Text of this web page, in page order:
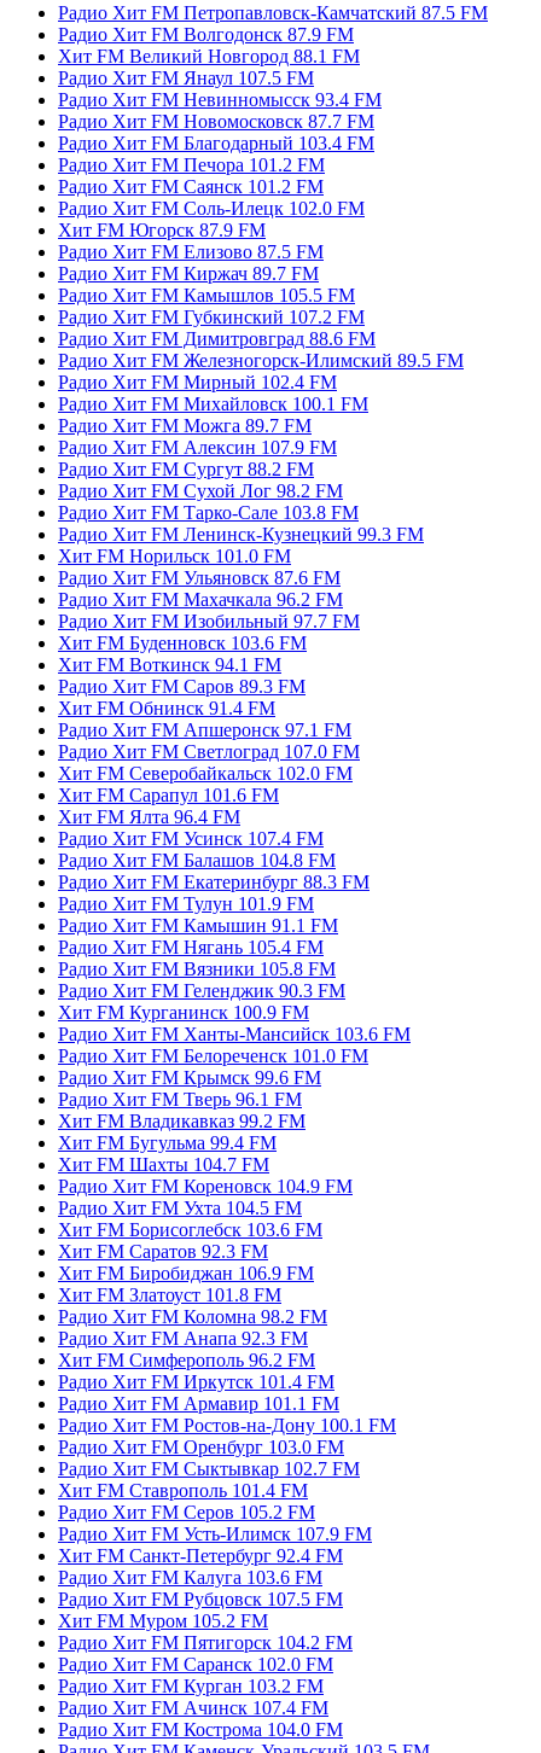
Радио Хит FM Петропавловск-Камчатский 87.5 FM
Радио Хит FM Волгодонск 87.9 FM
Хит FM Великий Новгород 88.1 FM
Радио Хит FM Янаул 107.5 FM
Радио Хит FM Невинномысск 93.4 FM
Радио Хит FM Новомосковск 87.7 FM
Радио Хит FM Благодарный 103.4 FM
Радио Хит FM Печора 101.2 FM
Радио Хит FM Саянск 101.2 FM
Радио Хит FM Соль-Илецк 102.0 FM
Хит FM Югорск 87.9 FM
Радио Хит FM Елизово 87.5 FM
Радио Хит FM Киржач 89.7 FM
Радио Хит FM Камышлов 105.5 FM
Радио Хит FM Губкинский 107.2 FM
Радио Хит FM Димитровград 88.6 FM
Радио Хит FM Железногорск-Илимский 89.5 FM
Радио Хит FM Мирный 102.4 FM
Радио Хит FM Михайловск 100.1 FM
Радио Хит FM Можга 89.7 FM
Радио Хит FM Алексин 107.9 FM
Радио Хит FM Сургут 88.2 FM
Радио Хит FM Сухой Лог 98.2 FM
Радио Хит FM Тарко-Сале 103.8 FM
Радио Хит FM Ленинск-Кузнецкий 99.3 FM
Хит FM Норильск 101.0 FM
Радио Хит FM Ульяновск 87.6 FM
Радио Хит FM Махачкала 96.2 FM
Радио Хит FM Изобильный 97.7 FM
Хит FM Буденновск 103.6 FM
Хит FM Воткинск 94.1 FM
Радио Хит FM Саров 89.3 FM
Хит FM Обнинск 91.4 FM
Радио Хит FM Апшеронск 97.1 FM
Радио Хит FM Светлоград 107.0 FM
Хит FM Северобайкальск 102.0 FM
Хит FM Сарапул 101.6 FM
Хит FM Ялта 96.4 FM
Радио Хит FM Усинск 107.4 FM
Радио Хит FM Балашов 104.8 FM
Радио Хит FM Екатеринбург 88.3 FM
Радио Хит FM Тулун 101.9 FM
Радио Хит FM Камышин 91.1 FM
Радио Хит FM Нягань 105.4 FM
Радио Хит FM Вязники 105.8 FM
Радио Хит FM Геленджик 90.3 FM
Хит FM Курганинск 100.9 FM
Радио Хит FM Ханты-Мансийск 103.6 FM
Радио Хит FM Белореченск 101.0 FM
Радио Хит FM Крымск 99.6 FM
Радио Хит FM Тверь 96.1 FM
Хит FM Владикавказ 99.2 FM
Хит FM Бугульма 99.4 FM
Хит FM Шахты 104.7 FM
Радио Хит FM Кореновск 104.9 FM
Радио Хит FM Ухта 104.5 FM
Хит FM Борисоглебск 103.6 FM
Хит FM Саратов 92.3 FM
Хит FM Биробиджан 106.9 FM
Хит FM Златоуст 101.8 FM
Радио Хит FM Коломна 98.2 FM
Радио Хит FM Анапа 92.3 FM
Хит FM Симферополь 96.2 FM
Радио Хит FM Иркутск 101.4 FM
Радио Хит FM Армавир 101.1 FM
Радио Хит FM Ростов-на-Дону 100.1 FM
Радио Хит FM Оренбург 103.0 FM
Радио Хит FM Сыктывкар 102.7 FM
Хит FM Ставрополь 101.4 FM
Радио Хит FM Серов 105.2 FM
Радио Хит FM Усть-Илимск 107.9 FM
Хит FM Санкт-Петербург 92.4 FM
Радио Хит FM Калуга 103.6 FM
Радио Хит FM Рубцовск 107.5 FM
Хит FM Муром 105.2 FM
Радио Хит FM Пятигорск 104.2 FM
Радио Хит FM Саранск 102.0 FM
Радио Хит FM Курган 103.2 FM
Радио Хит FM Ачинск 107.4 FM
Радио Хит FM Кострома 104.0 FM